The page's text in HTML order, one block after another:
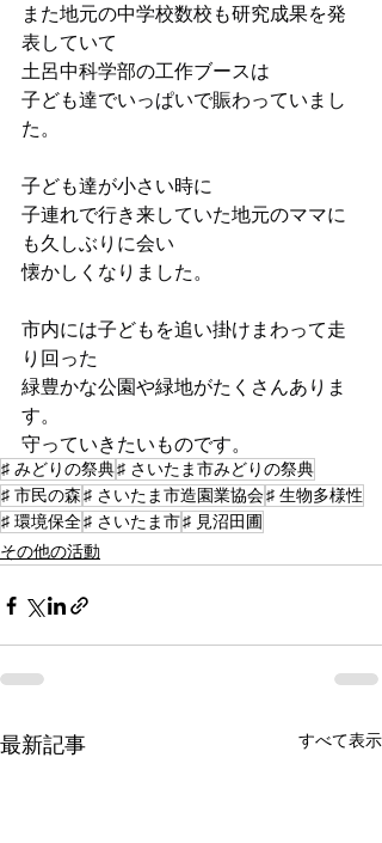
また地元の中学校数校も研究成果を発
表していて
土呂中科学部の工作ブースは
子ども達でいっぱいで賑わっていまし
た。
子ども達が小さい時に
子連れで行き来していた地元のママに
も久しぶりに会い
懐かしくなりました。
市内には子どもを追い掛けまわって走
り回った
緑豊かな公園や緑地がたくさんありま
す。
守っていきたいものです。
♯ みどりの祭典♯ さいたま市みどりの祭典
♯ 市民の森♯ さいたま市造園業協会♯ 生物多様性
♯ 環境保全♯ さいたま市♯ 見沼田圃
その他の活動
最新記事 すべて表示